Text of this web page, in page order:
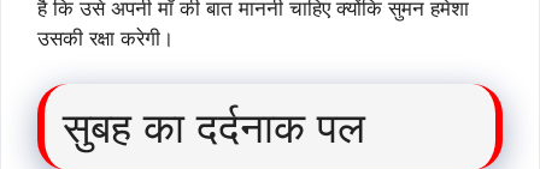
है कि उसे अपनी माँ की बात माननी चाहिए क्योंकि सुमन हमेशा
उसकी रक्षा करेगी।
सुबह का दर्दनाक पल